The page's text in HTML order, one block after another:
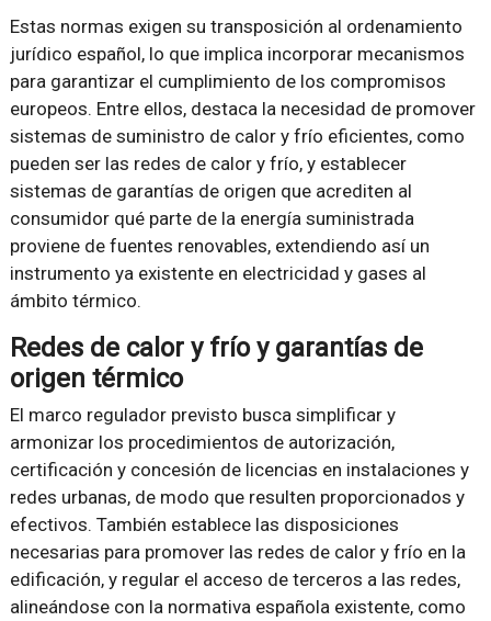
Estas normas exigen su transposición al ordenamiento
jurídico español, lo que implica incorporar mecanismos
para garantizar el cumplimiento de los compromisos
europeos. Entre ellos, destaca la necesidad de promover
sistemas de suministro de calor y frío eficientes, como
pueden ser las redes de calor y frío, y establecer
sistemas de garantías de origen que acrediten al
consumidor qué parte de la energía suministrada
proviene de fuentes renovables, extendiendo así un
instrumento ya existente en electricidad y gases al
ámbito térmico.
Redes de calor y frío y garantías de
origen térmico
El marco regulador previsto busca simplificar y
armonizar los procedimientos de autorización,
certificación y concesión de licencias en instalaciones y
redes urbanas, de modo que resulten proporcionados y
efectivos. También establece las disposiciones
necesarias para promover las redes de calor y frío en la
edificación, y regular el acceso de terceros a las redes,
alineándose con la normativa española existente, como